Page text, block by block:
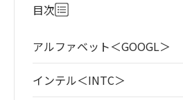
目次
アルファベット＜GOOGL＞
インテル＜INTC＞